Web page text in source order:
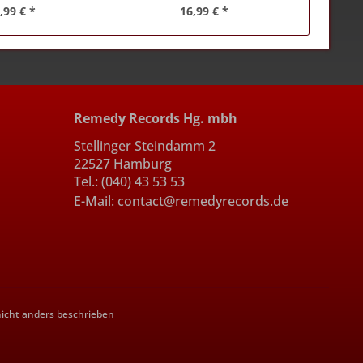
€ * 16,99 € *
Remedy Records Hg. mbh
Stellinger Steindamm 2
22527 Hamburg
Tel.: (040) 43 53 53
E-Mail: contact@remedyrecords.de
anders beschrieben